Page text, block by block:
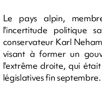
Le pays alpin,
l'incertitude politique
conservateur Karl
visant à former un
l'extrême droite, qui
législatives fin septembre.